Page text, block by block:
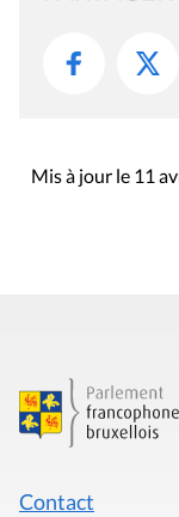
Mis à jour le 11
Contact